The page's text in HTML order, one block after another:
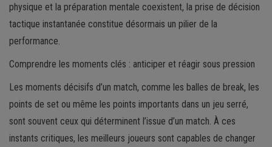
physique et la préparation mentale coexistent, la prise de décision
tactique instantanée constitue désormais un pilier de la
performance.
Comprendre les moments clés : anticiper et réagir sous pression
Les moments décisifs d’un match, comme les balles de break, les
points de set ou même les points importants dans un jeu serré,
sont souvent ceux qui déterminent l’issue d’un match. À ces
instants critiques, les meilleurs joueurs sont capables de changer